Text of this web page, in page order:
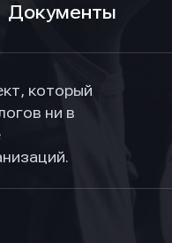
Документы
который
ни в